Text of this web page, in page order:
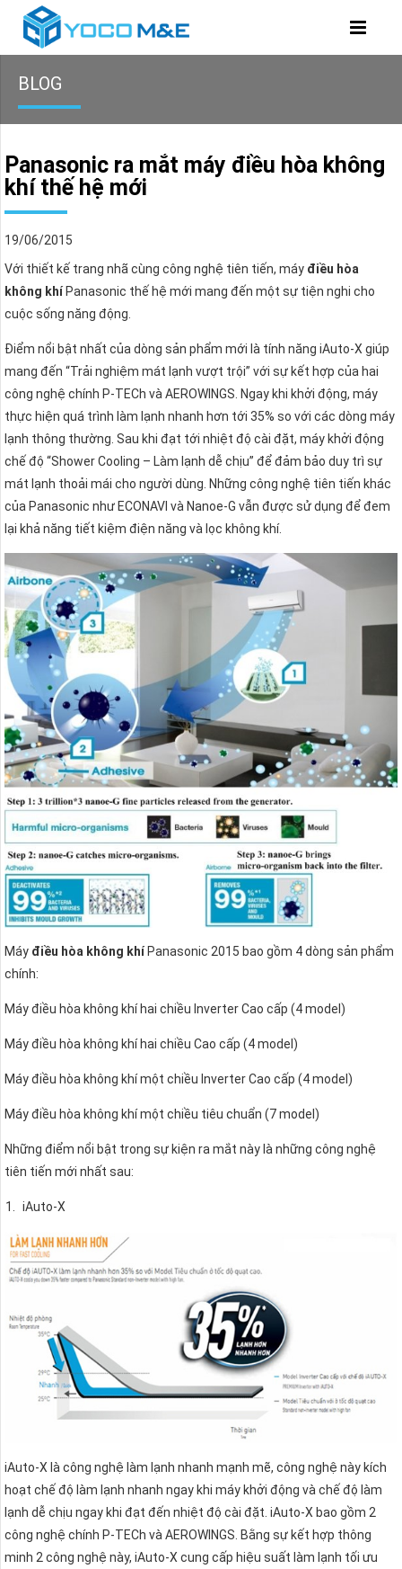
BLOG
Panasonic ra mắt máy điều hòa không
khí thế hệ mới
19/06/2015
Với thiết kế trang nhã cùng công nghệ tiên tiến, máy điều hòa
không khíPanasonic thế hệ mới mang đến một sự tiện nghi cho
cuộc sống năng động.
Điểm nổi bật nhất của dòng sản phẩm mới là tính năng iAuto-X giúp
mang đến “Trải nghiệm mát lạnh vượt trội” với sự kết hợp của hai
công nghệ chính P-TECh và AEROWINGS. Ngay khi khởi động, máy
thực hiện quá trình làm lạnh nhanh hơn tới 35% so với các dòng máy
lạnh thông thường. Sau khi đạt tới nhiệt độ cài đặt, máy khởi động
chế độ “Shower Cooling – Làm lạnh dễ chịu” để đảm bảo duy trì sự
mát lạnh thoải mái cho người dùng. Những công nghệ tiên tiến khác
của Panasonic như ECONAVI và Nanoe-G vẫn được sử dụng để đem
lại khả năng tiết kiệm điện năng và lọc không khí.
Máy điều hòa không khíPanasonic 2015 bao gồm 4 dòng sản phẩm
chính:
Máy điều hòa không khí hai chiều Inverter Cao cấp (4 model)
Máy điều hòa không khí hai chiều Cao cấp (4 model)
Máy điều hòa không khí một chiều Inverter Cao cấp (4 model)
Máy điều hòa không khí một chiều tiêu chuẩn (7 model)
Những điểm nổi bật trong sự kiện ra mắt này là những công nghệ
tiên tiến mới nhất sau:
iAuto-X
iAuto-X là công nghệ làm lạnh nhanh mạnh mẽ, công nghệ này kích
hoạt chế độ làm lạnh nhanh ngay khi máy khởi động và chế độ làm
lạnh dễ chịu ngay khi đạt đến nhiệt độ cài đặt. iAuto-X bao gồm 2
công nghệ chính P-TECh và AEROWINGS. Bằng sự kết hợp thông
minh 2 công nghệ này, iAuto-X cung cấp hiệu suất làm lạnh tối ưu